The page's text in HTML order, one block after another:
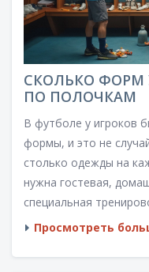
СКОЛЬКО ФОРМ
ПО ПОЛОЧКАМ
В футболе у игроков
формы, и это не
столько одежды на
нужна гостевая,
специальная
практические детали
Просмотреть